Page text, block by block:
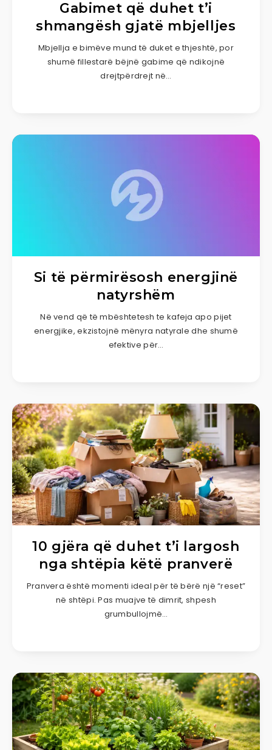
Gabimet që duhet t’i
shmangësh gjatë mbjelljes
Mbjellja e bimëve mund të duket e thjeshtë, por
shumë fillestarë bëjnë gabime që ndikojnë
drejtpërdrejt në…
Si të përmirësosh energjinë
natyrshëm
Në vend që të mbështetesh te kafeja apo pijet
energjike, ekzistojnë mënyra natyrale dhe shumë
efektive për…
10 gjëra që duhet t’i largosh
nga shtëpia këtë pranverë
Pranvera është momenti ideal për të bërë një “reset”
në shtëpi. Pas muajve të dimrit, shpesh
grumbullojmë…